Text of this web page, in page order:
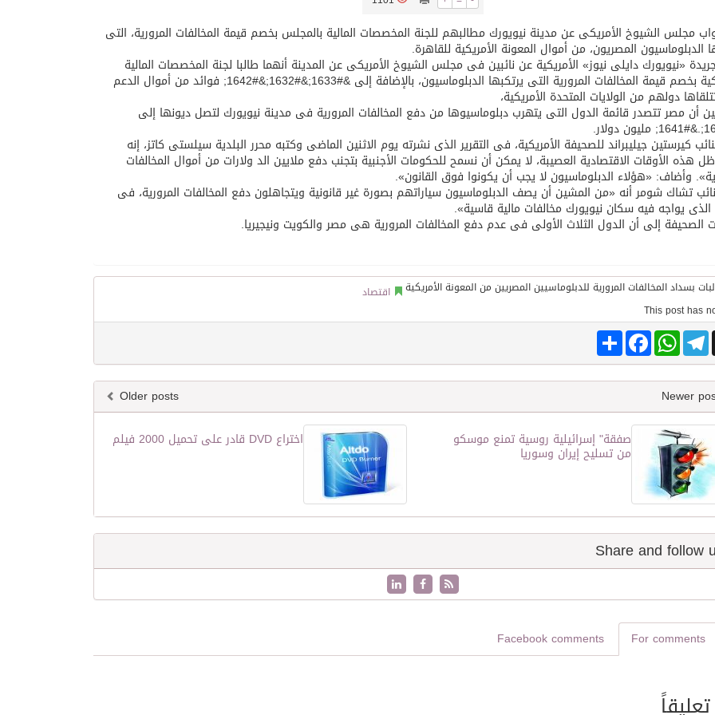
اتفاقية تطوير مصانع جاهزة ومتخصصة في مجال الطاقة
مجلس الشيوخ الأمريكى عن مدينة نيويورك مطالبهم للجنة المخصصات المالية بالمجلس بخصم قيمة المخالفات المرورية، التى
الدبلوماسيون المصريون، من أموال المعونة الأمريكية للقاهرة.
«نيويورك دايلى نيوز» الأمريكية عن نائبين فى مجلس الشيوخ الأمريكى عن المدينة أنهما طالبا لجنة المخصصات المالية
الأمريكية بخصم قيمة المخالفات المرورية التى يرتكبها الدبلوماسيون، بالإضافة إلى &#1633;&#1632;&#1642; فوائد من أموال الدعم
دولهم من الولايات المتحدة الأمريكية،
أن مصر تتصدر قائمة الدول التى يتهرب دبلوماسيوها من دفع المخالفات المرورية فى مدينة نيويورك لتصل ديونها إلى
كيرستين جيليبراند للصحيفة الأمريكية، فى التقرير الذى نشرته يوم الاثنين الماضى وكتبه محرر البلدية سيلستى كاتز، إنه
هذه الأوقات الاقتصادية العصيبة، لا يمكن أن نسمح للحكومات الأجنبية بتجنب دفع ملايين الد ولارات من أموال المخالفات
وأضاف: «هؤلاء الدبلوماسيون لا يجب أن يكونوا فوق القانون».
تشاك شومر أنه «من المشين أن يصف الدبلوماسيون سياراتهم بصورة غير قانونية ويتجاهلون دفع المخالفات المرورية، فى
يواجه فيه سكان نيويورك مخالفات مالية قاسية».
الصحيفة إلى أن الدول الثلاث الأولى فى عدم دفع المخالفات المرورية هى مصر والكويت ونيجيريا.
اقتصاد
Share
FacebookWhatsAppTelegram
Older posts
اختراع DVD قادر على تحميل 2000 فيلم
صفقة" إسرائيلية روسية تمنع موسكو
من تسليح إيران وسوريا
For comments
Facebook comments